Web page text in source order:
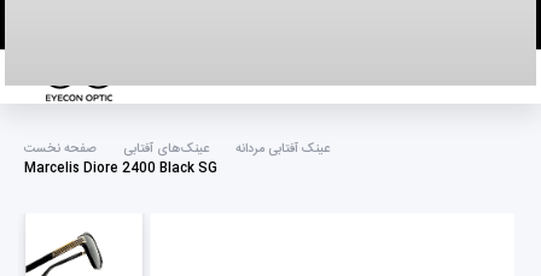
صفحه نخست عینک‌های آفتابی
عینک آفتابی مردانه
Marcelis Diore 2400 Black SG